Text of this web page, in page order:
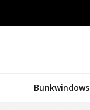
Bunkwindows